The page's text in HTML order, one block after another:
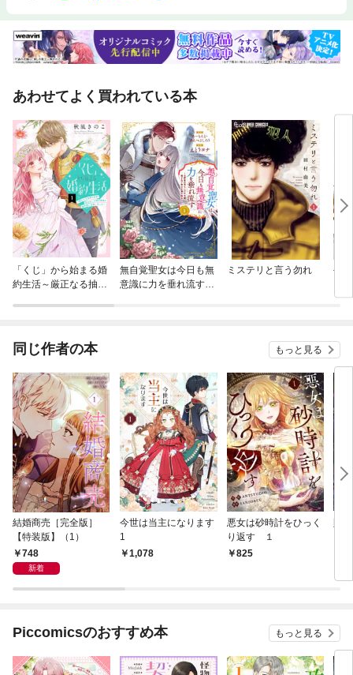
あわせてよく買われている本
「くじ」から始まる婚
約生活～厳正なる抽選
無自覚聖女は今日も無
意識に力を垂れ流す
ミステリと言う勿れ
手
同じ作者の本 もっと見る
結婚商売［完全版］
【特装版】（1）
748
新着
今世は当主になります
1
1,078
悪女は砂時計をひっく
り返す １
825
財
Piccomicsのおすすめ本 もっと見る